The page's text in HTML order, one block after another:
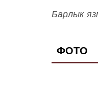
Барлык
ФОТО